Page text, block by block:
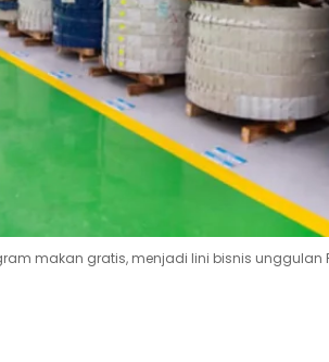
makan gratis, menjadi lini bisnis unggulan